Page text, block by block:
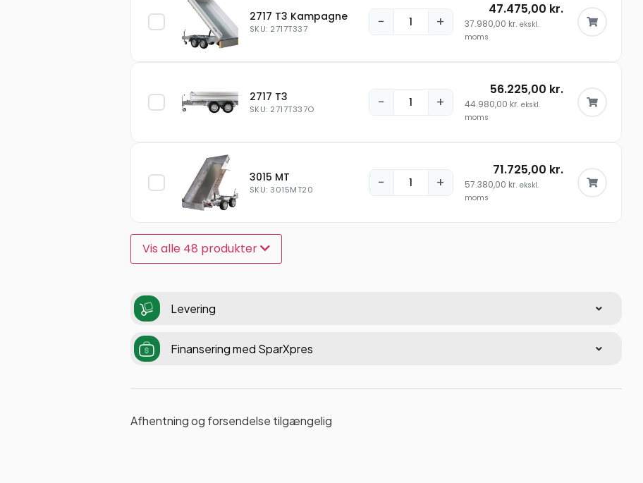
2717 T3 Kampagne
SKU: 2717T337 − +
47.475,00 kr.
37.980,00 kr. ekskl.
moms
2717 T3
SKU: 2717T337O − +
56.225,00 kr.
44.980,00 kr. ekskl.
moms
3015 MT
SKU: 3015MT20 − +
71.725,00 kr.
57.380,00 kr. ekskl.
moms
Vis alle 48 produkter
Levering
Finansering med SparXpres
Afhentning og forsendelse tilgængelig